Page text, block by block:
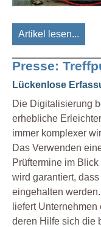
Artikel lesen...
Presse:
Lückenlose
Die Digitalisierung
erhebliche
immer komplexer
Das Verwenden
Prüftermine im
wird garantiert,
eingehalten
liefert
deren Hilfe sich die